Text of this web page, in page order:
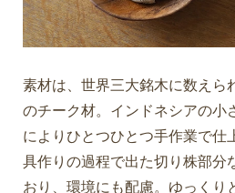
素材は、世界三大銘木に数えら
のチーク材。インドネシアの小
によりひとつひとつ手作業で仕
具作りの過程で出た切り株部分
おり、環境にも配慮。ゆっくり